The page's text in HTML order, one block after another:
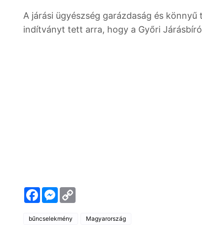
A járási ügyészség garázdaság és
indítványt tett arra, hogy a Győri
F
a
b
M
e
e
bűncselekmény Magyarország